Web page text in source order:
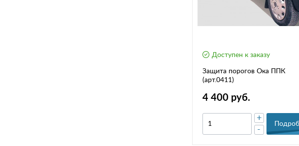
Доступен к заказу
Защита порогов Ока ППК
(арт.0411)
4 400 руб.
-
+